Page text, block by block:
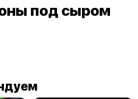
под сыром